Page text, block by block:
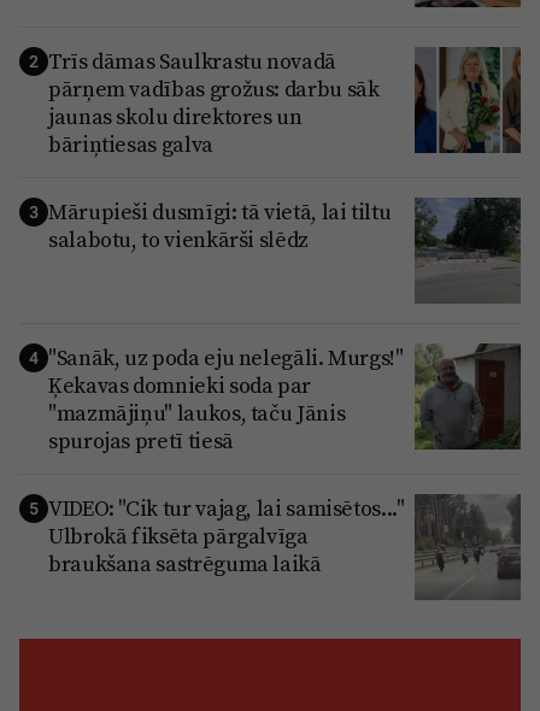
2 Trīs dāmas Saulkrastu novadā
pārņem vadības grožus: darbu sāk
jaunas skolu direktores un
bāriņtiesas galva
3 Mārupieši dusmīgi: tā vietā, lai tiltu
salabotu, to vienkārši slēdz
4 "Sanāk, uz poda eju nelegāli. Murgs!"
Ķekavas domnieki soda par
"mazmājiņu" laukos, taču Jānis
spurojas pretī tiesā
5 VIDEO: "Cik tur vajag, lai samisētos..."
Ulbrokā fiksēta pārgalvīga
braukšana sastrēguma laikā